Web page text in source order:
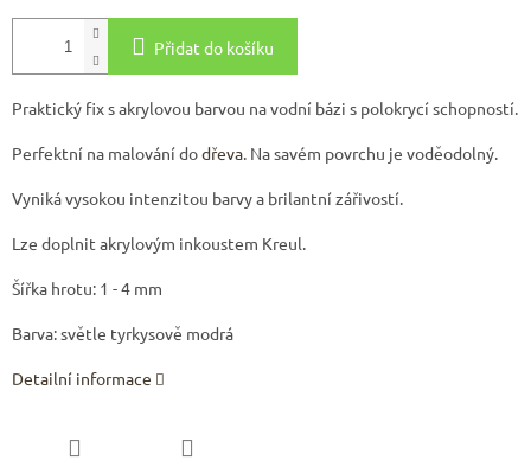
Přidat do košíku
Praktický fix s akrylovou barvou na vodní bázi s polokrycí schopností.
Perfektní na malování dodřeva. Na savém povrchu je voděodolný.
Vyniká vysokou intenzitou barvy a brilantní zářivostí.
Lze doplnit akrylovým inkoustem Kreul.
Šířka hrotu: 1 - 4 mm
Barva: světle tyrkysově modrá
Detailní informace